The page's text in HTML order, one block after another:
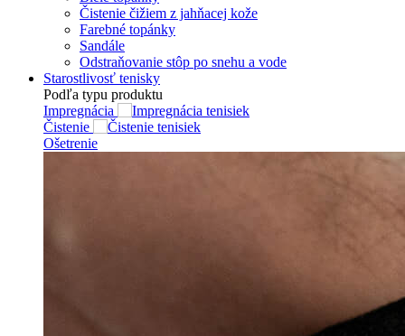
Čistenie čižiem z jahňacej kože
Farebné topánky
Sandále
Odstraňovanie stôp po snehu a vode
Starostlivosť tenisky
Podľa typu produktu
Impregnácia
Čistenie
Ošetrenie